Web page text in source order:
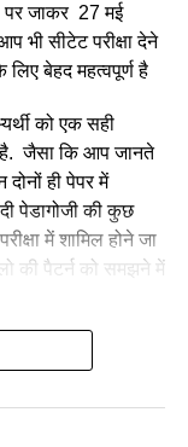
पर जाकर 27 मई
सीटेट परीक्षा देने
बेहद महत्वपूर्ण है
को एक सही
है. जैसा कि आप जानते
दोनों ही पेपर में
पेडागोजी की कुछ
में शामिल होने जा
लो की पैटर्न को समझने में
सेट, प्रीवियस
(Hindi